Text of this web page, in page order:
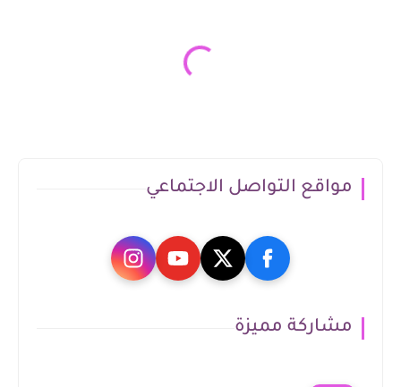
مواقع التواصل الاجتماعي
مشاركة مميزة